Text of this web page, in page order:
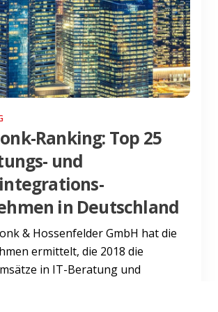
Ranking: Top 25
und
in Deutschland
& Hossenfelder GmbH hat die
ermittelt, die 2018 die
in IT-Beratung und